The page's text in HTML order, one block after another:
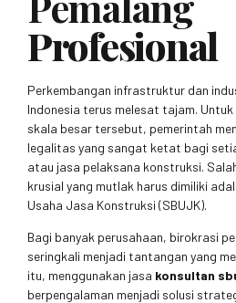
Profesional
Perkembangan infrastruktur dan
Indonesia terus melesat tajam.
skala besar tersebut, pemerintah
legalitas yang sangat ketat bagi
atau jasa pelaksana konstruksi.
krusial yang mutlak harus dimiliki
Usaha Jasa Konstruksi (SBUJK).
Bagi banyak perusahaan, birokrasi
seringkali menjadi tantangan yang
itu, menggunakan jasa konsultan
berpengalaman menjadi solusi